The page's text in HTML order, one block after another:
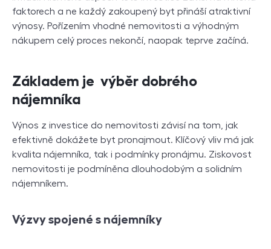
faktorech a ne každý zakoupený byt přináší atraktivní
výnosy. Pořízením vhodné nemovitosti a výhodným
nákupem celý proces nekončí, naopak teprve začíná.
Základem je výběr dobrého
nájemníka
Výnos z investice do nemovitosti závisí na tom, jak
efektivně dokážete byt pronajmout. Klíčový vliv má jak
kvalita nájemníka, tak i podmínky pronájmu. Ziskovost
nemovitosti je podmíněna dlouhodobým a solidním
nájemníkem.
Výzvy spojené s nájemníky